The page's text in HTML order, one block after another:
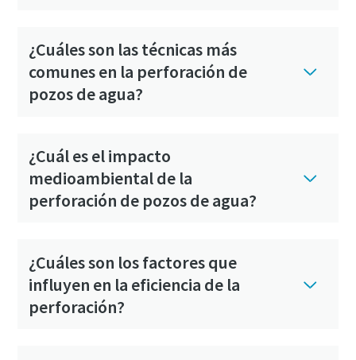
¿Cuáles son las técnicas más
comunes en la perforación de
pozos de agua?
¿Cuál es el impacto
medioambiental de la
perforación de pozos de agua?
¿Cuáles son los factores que
influyen en la eficiencia de la
perforación?